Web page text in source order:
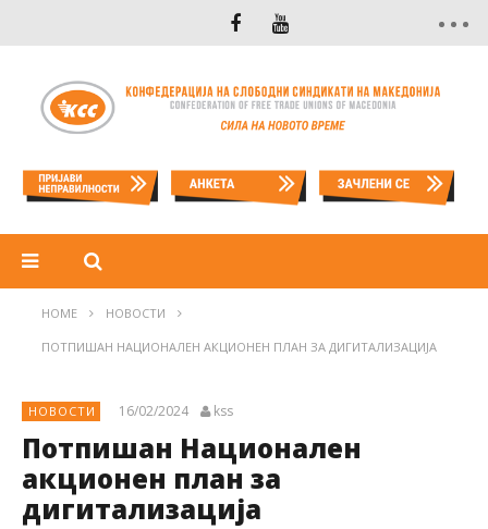
HOME НОВОСТИ
ПОТПИШАН НАЦИОНАЛЕН АКЦИОНЕН ПЛАН ЗА ДИГИТАЛИЗАЦИЈА
НОВОСТИ 16/02/2024 kss
Потпишан Национален
акционен план за
дигитализација